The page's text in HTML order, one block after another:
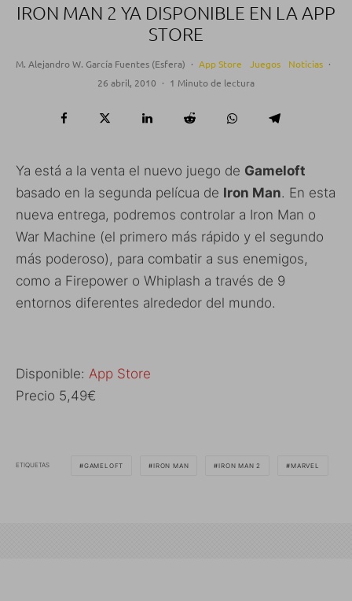
IRON MAN 2 YA DISPONIBLE EN LA APP
STORE
M. Alejandro W. García Fuentes (Esfera) · App Store Juegos Noticias ·
26 abril, 2010 · 1 Minuto de lectura
Ya está a la venta el nuevo juego de Gameloft
basado en la segunda pelícua de Iron Man. En esta
nueva entrega, podremos controlar a Iron Man o
War Machine (el primero más rápido y el segundo
más poderoso), para combatir a sus enemigos,
como a Firepower o Whiplash a través de 9
entornos diferentes alrededor del mundo.
Disponible: App Store
Precio 5,49€
ETIQUETAS GAMELOFT IRON MAN IRON MAN 2 MARVEL